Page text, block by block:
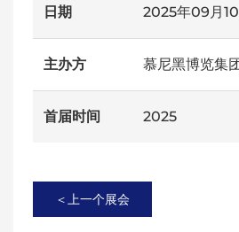
日期 2025年09月
主办方 慕尼黑博览集
首届时间 2025
＜上一个展会